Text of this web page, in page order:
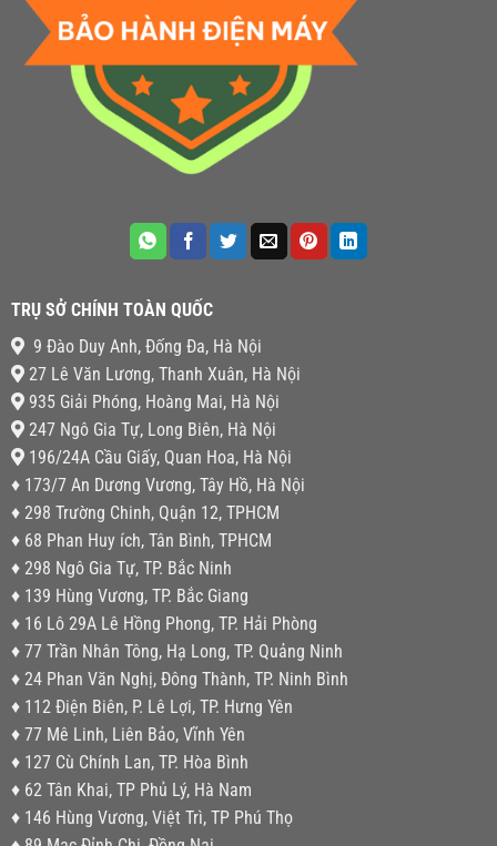
TRỤ SỞ CHÍNH TOÀN QUỐC
9 Đào Duy Anh, Đống Đa, Hà Nội
27 Lê Văn Lương, Thanh Xuân, Hà Nội
935 Giải Phóng, Hoàng Mai, Hà Nội
247 Ngô Gia Tự, Long Biên, Hà Nội
196/24A Cầu Giấy, Quan Hoa, Hà Nội
♦ 173/7 An Dương Vương, Tây Hồ, Hà Nội
♦ 298 Trường Chinh, Quận 12, TPHCM
♦ 68 Phan Huy ích, Tân Bình, TPHCM
♦ 298 Ngô Gia Tự, TP. Bắc Ninh
♦ 139 Hùng Vương, TP. Bắc Giang
♦ 16 Lô 29A Lê Hồng Phong, TP. Hải Phòng
♦ 77 Trần Nhân Tông, Hạ Long, TP. Quảng Ninh
♦ 24 Phan Văn Nghị, Đông Thành, TP. Ninh Bình
♦ 112 Điện Biên, P. Lê Lợi, TP. Hưng Yên
♦ 77 Mê Linh, Liên Bảo, Vĩnh Yên
♦ 127 Cù Chính Lan, TP. Hòa Bình
♦ 62 Tân Khai, TP Phủ Lý, Hà Nam
♦ 146 Hùng Vương, Việt Trì, TP Phú Thọ